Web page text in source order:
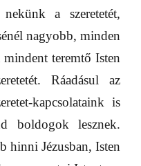
a szeretetét,
nagyobb, minden
teremtő Isten
Ráadásul az
kapcsolataink is
boldogok lesznek.
hinni Jézusban, Isten